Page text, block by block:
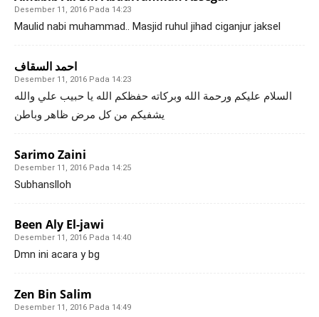
Desember 11, 2016 Pada 14:23
Maulid nabi muhammad.. Masjid ruhul jihad ciganjur jaksel
احمد السقاف
Desember 11, 2016 Pada 14:23
السلام عليكم ورحمة الله وبركاته حفظكم الله يا حبيب علي والله
يشفيكم من كل مرض ظاهر وباطن
Sarimo Zaini
Desember 11, 2016 Pada 14:25
Subhanslloh
Been Aly El-jawi
Desember 11, 2016 Pada 14:40
Dmn ini acara y bg
Zen Bin Salim
Desember 11, 2016 Pada 14:49